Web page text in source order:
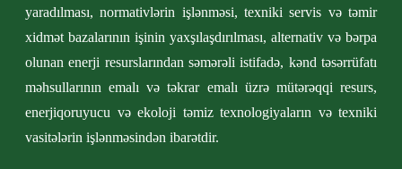
yaradılması, normativlərin işlənməsi, texniki servis və təmir
xidmət bazalarının işinin yaxşılaşdırılması, alternativ və bərpa
olunan enerji resurslarından səmərəli istifadə, kənd təsərrüfatı
məhsullarının emalı və təkrar emalı üzrə mütərəqqi resurs,
enerjiqoruyucu və ekoloji təmiz texnologiyaların və texniki
vasitələrin işlənməsindən ibarətdir.